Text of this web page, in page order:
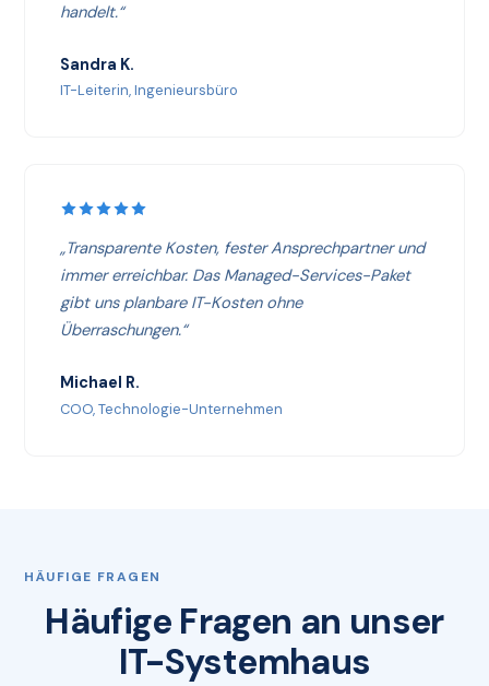
handelt.“
Sandra K.
IT-Leiterin, Ingenieursbüro
„Transparente Kosten, fester Ansprechpartner und
immer erreichbar. Das Managed-Services-Paket
gibt uns planbare IT-Kosten ohne
Überraschungen.“
Michael R.
COO, Technologie-Unternehmen
HÄUFIGE FRAGEN
Häufige Fragen an unser
IT-Systemhaus